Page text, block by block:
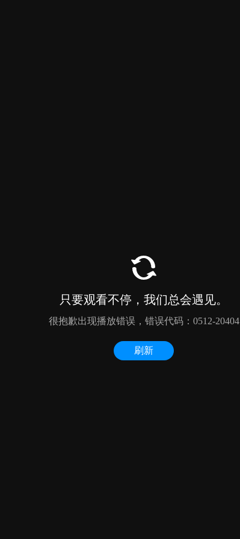
只要观看不停，我们总会遇见。
很抱歉出现播放错误，错误代码：0512-20404
刷新